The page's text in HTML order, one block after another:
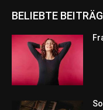
BELIEBTE